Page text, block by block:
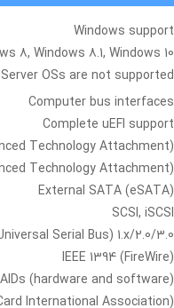
Windows support
8, Windows 8.1, Windows 10
OSs are not supported.
Computer bus interfaces
Complete uEFI support
Technology Attachment)
Technology Attachment)
External SATA (eSATA)
SCSI, iSCSI
Serial Bus) 1.x/2.0/3.0
IEEE 1394 (FireWire)
(hardware and software)
International Association)